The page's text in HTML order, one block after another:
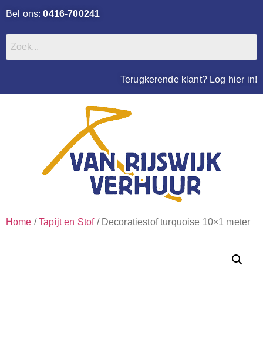
Bel ons:0416-700241
Terugkerende klant? Log hier in!
Home /Tapijt en Stof/ Decoratiestof turquoise 10×1 meter